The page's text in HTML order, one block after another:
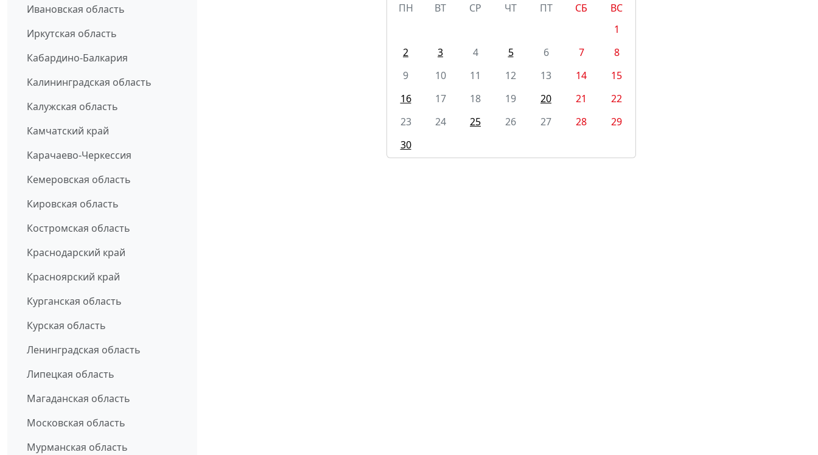
Ивановская область
Иркутская область
Кабардино-Балкария
Калининградская область
Калужская область
Камчатский край
Карачаево-Черкессия
Кемеровская область
Кировская область
Костромская область
Краснодарский край
Красноярский край
Курганская область
Курская область
Ленинградская область
Липецкая область
Магаданская область
Московская область
Мурманская область
ПН
ВТ СР ЧТ ПТ СБ
ВС
1
2
3 4 5 6 7
8
9
10 11 12 13 14
15
16
17 18 19 20 21
22
23
24 25 26 27 28
29
30